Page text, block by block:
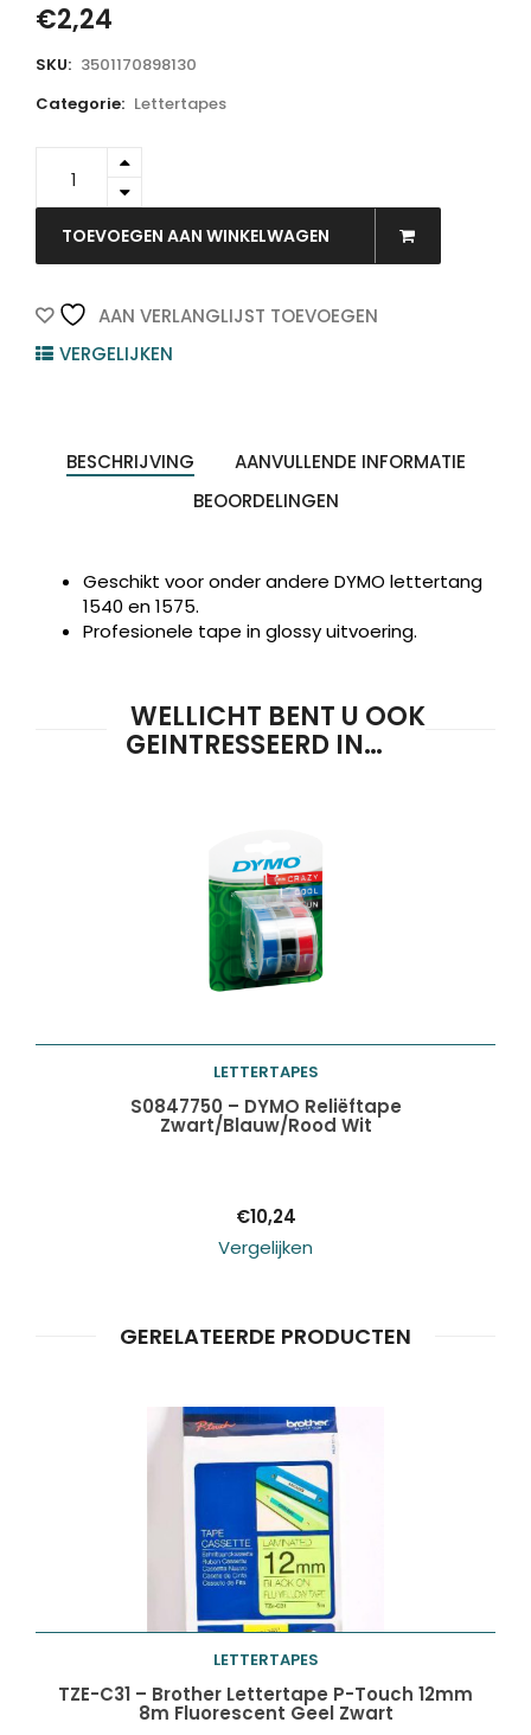
€2,24
SKU: 3501170898130
Categorie: Lettertapes
DYMO
Reliëftape
9mm
Zwart
Vinyl
TOEVOEGEN AAN WINKELWAGEN
AAN VERLANGLIJST TOEVOEGEN
VERGELIJKEN
BESCHRIJVING
AANVULLENDE INFORMATIE
BEOORDELINGEN
Geschikt voor onder andere DYMO lettertang
1540 en 1575.
Profesionele tape in glossy uitvoering.
WELLICHT BENT U OOK
GEINTRESSEERD IN…
Toevoegen aan
LETTERTAPES
S0847750 – DYMO Reliëftape
Zwart/Blauw/Rood Wit
€10,24
Vergelijken
GERELATEERDE PRODUCTEN
Toevoegen aan
LETTERTAPES
TZE-C31 – Brother Lettertape P-Touch 12mm
8m Fluorescent Geel Zwart
Producten
ZOEKEN